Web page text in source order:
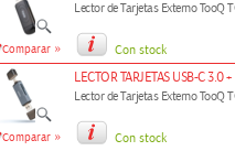
Comparar »
Lector de Tarjetas Externo TooQ
Con stock
Comparar »
LECTOR TARJETAS USB-C 3.0
Lector de Tarjetas Externo TooQ
Con stock